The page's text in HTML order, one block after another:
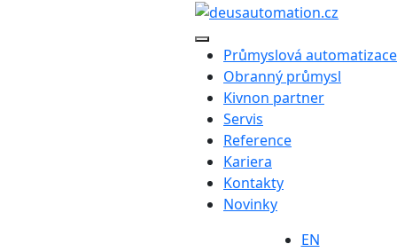
Průmyslová automatizace
Obranný průmysl
Kivnon partner
Servis
Reference
Kariera
Kontakty
Novinky
EN